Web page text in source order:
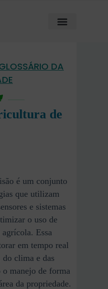
DA
de
é um conjunto
que utilizam
e sistemas
o uso de
Essa
em tempo real
do clima e das
o manejo de forma
da propriedade.